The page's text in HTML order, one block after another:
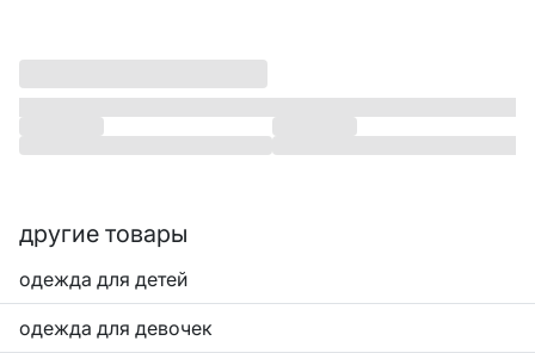
другие товары
одежда для детей
одежда для девочек